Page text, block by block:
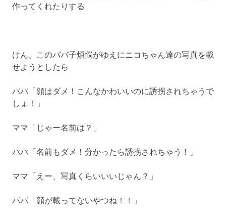
作ってくれたりする
けん、このパパ子煩悩がゆえにニコちゃん達の写真を載
せようとしたら
パパ「顔はダメ！こんなかわいいのに誘拐されちゃうで
しょ！」
ママ「じゃー名前は？」
パパ「名前もダメ！分かったら誘拐されちゃう！」
ママ「えー、写真くらいいいじゃん？」
パパ「顔が載ってないやつね！！」